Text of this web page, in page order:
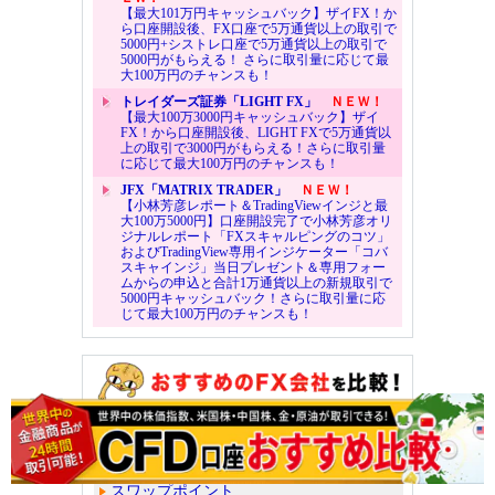
【最大101万円キャッシュバック】ザイFX！か
ら口座開設後、FX口座で5万通貨以上の取引で
5000円+シストレ口座で5万通貨以上の取引で
5000円がもらえる！ さらに取引量に応じて最
大100万円のチャンスも！
トレイダーズ証券「LIGHT FX」
ＮＥＷ！
【最大100万3000円キャッシュバック】ザイ
FX！から口座開設後、LIGHT FXで5万通貨以
上の取引で3000円がもらえる！さらに取引量
に応じて最大100万円のチャンスも！
JFX「MATRIX TRADER」
ＮＥＷ！
【小林芳彦レポート＆TradingViewインジと最
大100万5000円】口座開設完了で小林芳彦オリ
ジナルレポート「FXスキャルピングのコツ」
およびTradingView専用インジケーター「コバ
スキャインジ」当日プレゼント＆専用フォー
ムからの申込と合計1万通貨以上の新規取引で
5000円キャッシュバック！さらに取引量に応
じて最大100万円のチャンスも！
注目のFXキャンペーン
スプレッド（取引コスト）
スワップポイント